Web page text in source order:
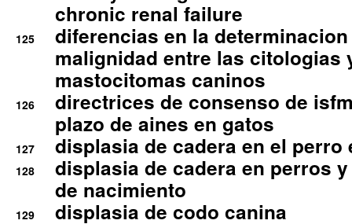
chronic renal failure
125
diferencias en la
malignidad entre las citologias
mastocitomas caninos
126
directrices de consenso de
plazo de aines en gatos
127 displasia de cadera en el perro
128
displasia de cadera en perros
de nacimiento
129 displasia de codo canina